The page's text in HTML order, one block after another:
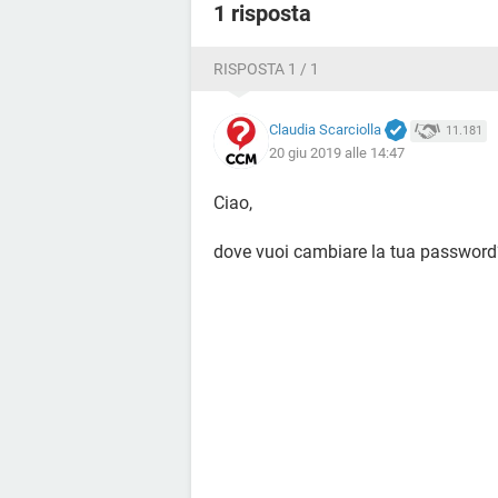
1 risposta
RISPOSTA 1 / 1
Claudia Scarciolla 11.181
20 giu 2019 alle 14:47
Ciao,
dove vuoi cambiare la tua